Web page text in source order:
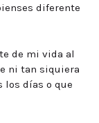
diferente
de mi vida al
ni tan siquiera
los días o que